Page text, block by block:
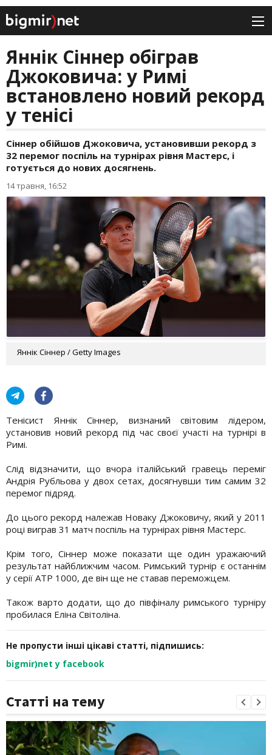
Яннік Сіннер обіграв
Джоковича: у Римі
встановлено новий рекорд
у тенісі
Сіннер обійшов Джоковича, установивши рекорд з
32 перемог поспіль на турнірах рівня Мастерс, і
готується до нових досягнень.
14 травня, 16:52
Яннік Сіннер / Getty Images
Тенісист Яннік Сіннер, визнаний світовим лідером,
установив новий рекорд під час своєї участі на турнірі в
Римі.
Слід відзначити, що вчора італійський гравець переміг
Андрія Рубльова у двох сетах, досягнувши тим самим 32
перемог підряд.
До цього рекорд належав Новаку Джоковичу, який у 2011
році виграв 31 матч поспіль на турнірах рівня Мастерс.
Крім того, Сіннер може показати ще один уражаючий
результат найближчим часом. Римський турнір є останнім
у серії ATP 1000, де він ще не ставав переможцем.
Також варто додати, що до півфіналу римського турніру
пробилася Еліна Світоліна.
Не пропусти інші цікаві статті, підпишись:
bigmir)net у facebook
Статті на тему